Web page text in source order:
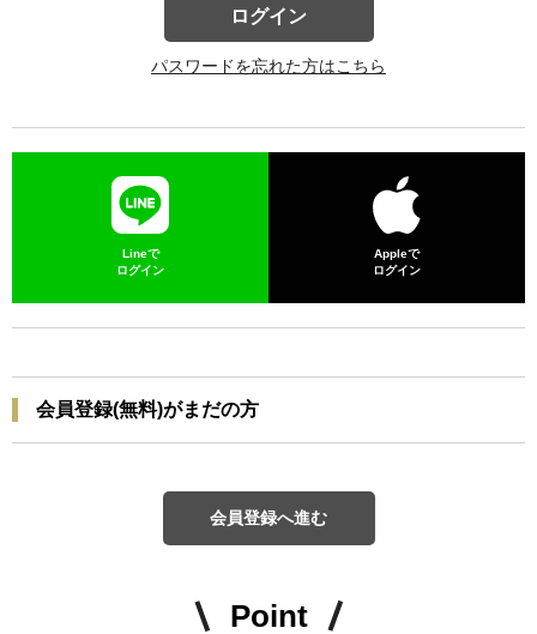
ログイン
パスワードを忘れた方はこちら
Lineで
ログイン
Appleで
ログイン
会員登録(無料)がまだの方
会員登録へ進む
Point